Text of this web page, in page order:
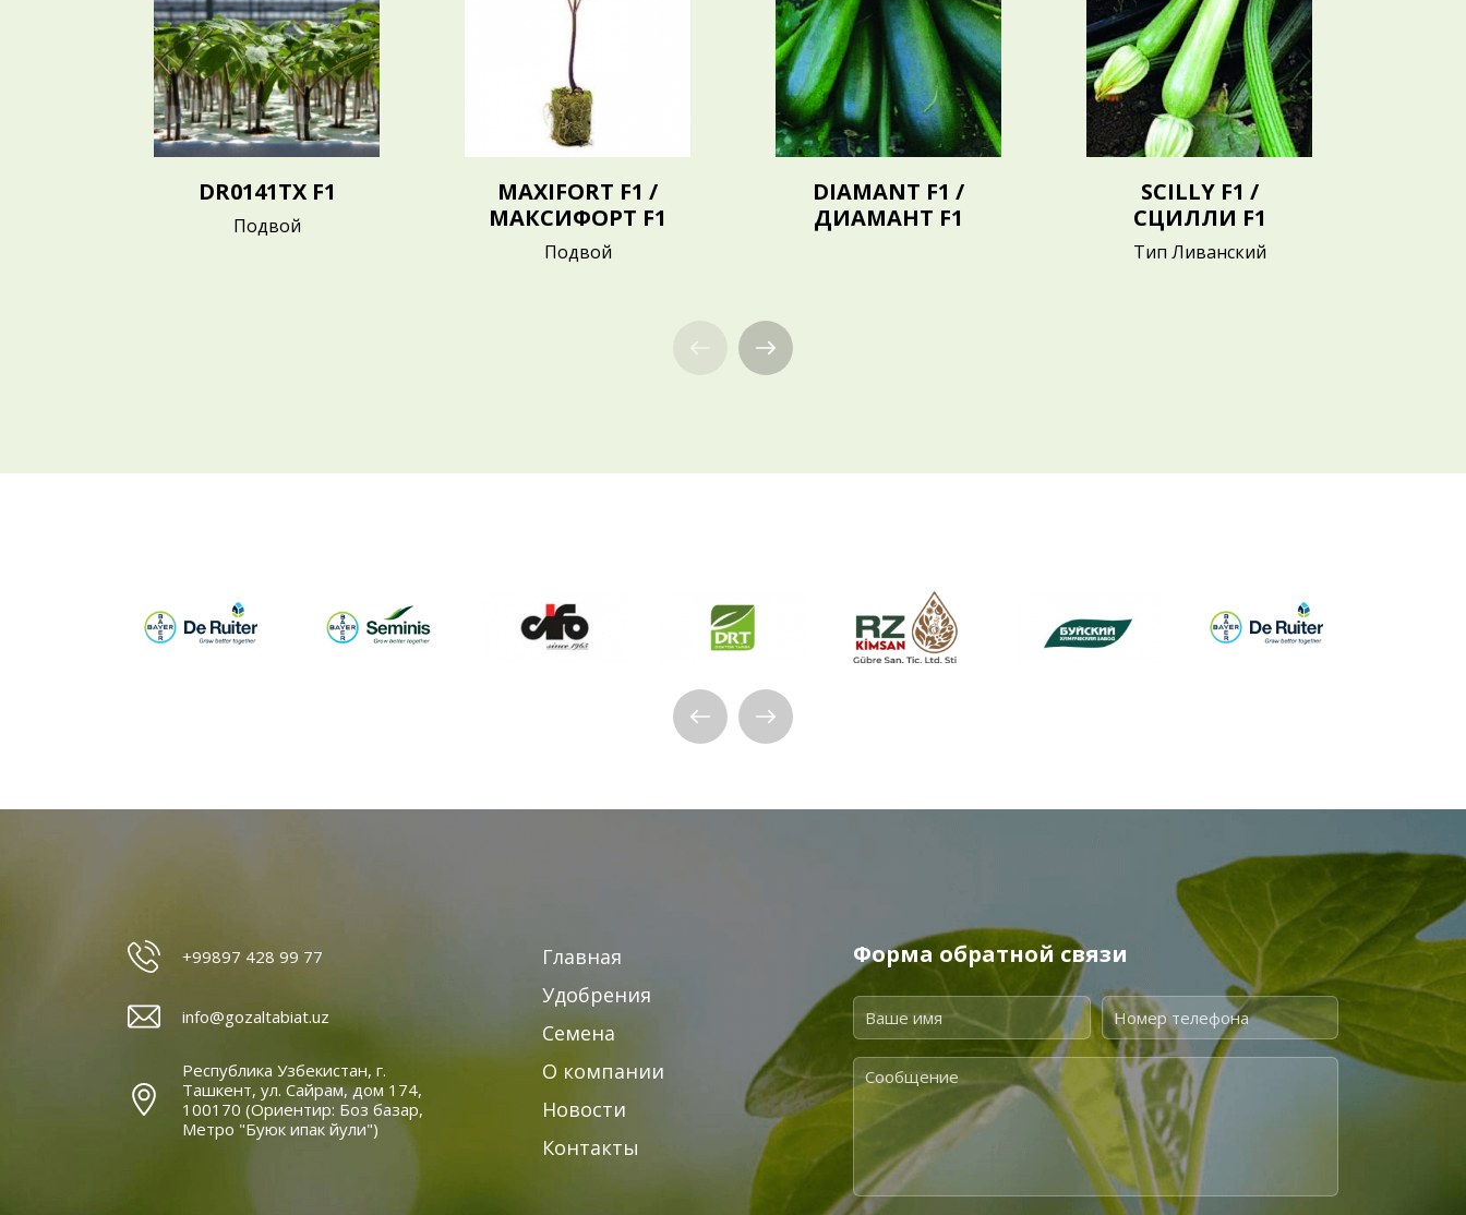
DR0141TX F1
Подвой
MAXIFORT F1 /
МАКСИФОРТ F1
Подвой
DIAMANT F1 /
ДИАМАНТ F1
SCILLY F1 /
СЦИЛЛИ F1
Тип Ливанский
+99897 428 99 77
info@gozaltabiat.uz
Республика Узбекистан, г.
Ташкент, ул. Сайрам, дом 174,
100170 (Ориентир: Боз базар,
Метро "Буюк ипак йули")
Главная
Удобрения
Семена
О компании
Новости
Контакты
Форма обратной связи